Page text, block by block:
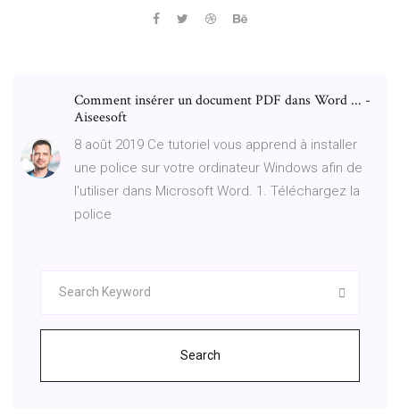
Comment insérer un document PDF dans Word ... -
Aiseesoft
8 août 2019 Ce tutoriel vous apprend à installer
une police sur votre ordinateur Windows afin de
l'utiliser dans Microsoft Word. 1. Téléchargez la
police
Search